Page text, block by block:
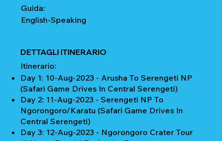
Guida:
English-Speaking
DETTAGLI ITINERARIO
Itinerario:
Day 1: 10-Aug-2023 - Arusha To Serengeti NP
(Safari Game Drives In Central Serengeti)
Day 2: 11-Aug-2023 - Serengeti NP To
Ngorongoro/Karatu (Safari Game Drives In
Central Serengeti)
Day 3: 12-Aug-2023 - Ngorongoro Crater Tour